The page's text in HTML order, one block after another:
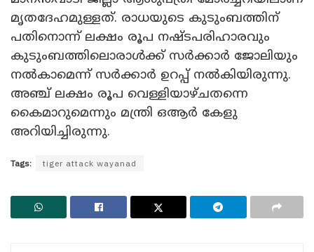
മൃതദേഹമുള്ളത്. രാധയുടെ കുടുംബത്തിന്
പതിനൊന്ന് ലക്ഷം രൂപ നഷ്ടപരിഹാരവും
കുടുംബത്തിലൊരാൾക്ക് സർക്കാർ ജോലിയും
നൽകാമെന്ന് സർക്കാർ ഉറപ്പ് നൽകിയിരുന്നു.
അഞ്ച് ലക്ഷം രൂപ വെള്ളിയാഴ്ചതന്നെ
കൈമാറുമെന്നും മന്ത്രി ഒആർ കേളു
അറിയിച്ചിരുന്നു.
Tags: tiger attack wayanad